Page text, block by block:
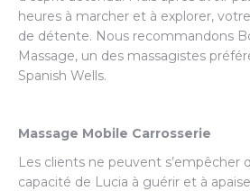
heures à marcher et à explorer,
de détente. Nous recommandons
Massage, un des massagistes
Spanish Wells.
Massage Mobile Carrosserie
Les clients ne peuvent s’empêcher
capacité de Lucia à guérir et à